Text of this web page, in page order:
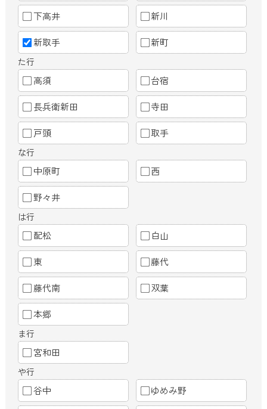
下高井 新川
新取手 新町
た行
高須 台宿
長兵衛新田 寺田
戸頭 取手
な行
中原町 西
野々井
は行
配松 白山
東 藤代
藤代南 双葉
本郷
ま行
宮和田
や行
谷中 ゆめみ野